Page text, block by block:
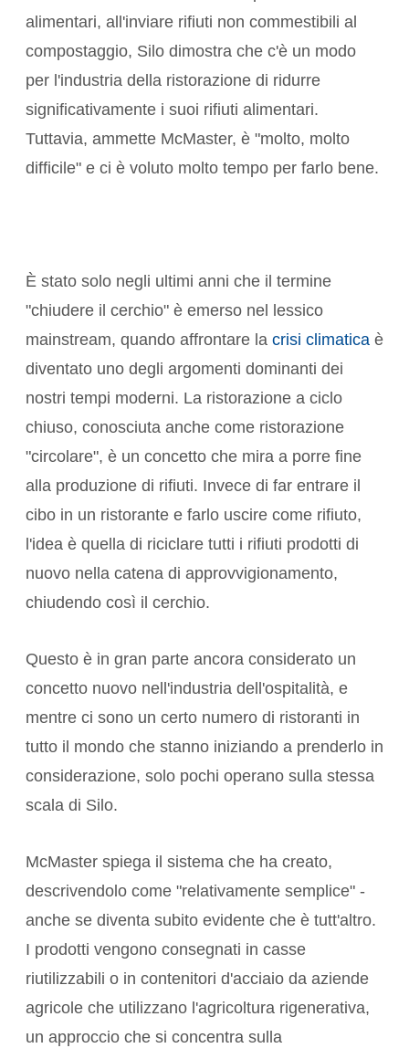
alimentari, all'inviare rifiuti non commestibili al
compostaggio, Silo dimostra che c'è un modo
per l'industria della ristorazione di ridurre
significativamente i suoi rifiuti alimentari.
Tuttavia, ammette McMaster, è "molto, molto
difficile" e ci è voluto molto tempo per farlo bene.
È stato solo negli ultimi anni che il termine
"chiudere il cerchio" è emerso nel lessico
mainstream, quando affrontare la crisi climatica è
diventato uno degli argomenti dominanti dei
nostri tempi moderni. La ristorazione a ciclo
chiuso, conosciuta anche come ristorazione
"circolare", è un concetto che mira a porre fine
alla produzione di rifiuti. Invece di far entrare il
cibo in un ristorante e farlo uscire come rifiuto,
l'idea è quella di riciclare tutti i rifiuti prodotti di
nuovo nella catena di approvvigionamento,
chiudendo così il cerchio.
Questo è in gran parte ancora considerato un
concetto nuovo nell'industria dell'ospitalità, e
mentre ci sono un certo numero di ristoranti in
tutto il mondo che stanno iniziando a prenderlo in
considerazione, solo pochi operano sulla stessa
scala di Silo.
McMaster spiega il sistema che ha creato,
descrivendolo come "relativamente semplice" -
anche se diventa subito evidente che è tutt'altro.
I prodotti vengono consegnati in casse
riutilizzabili o in contenitori d'acciaio da aziende
agricole che utilizzano l'agricoltura rigenerativa,
un approccio che si concentra sulla